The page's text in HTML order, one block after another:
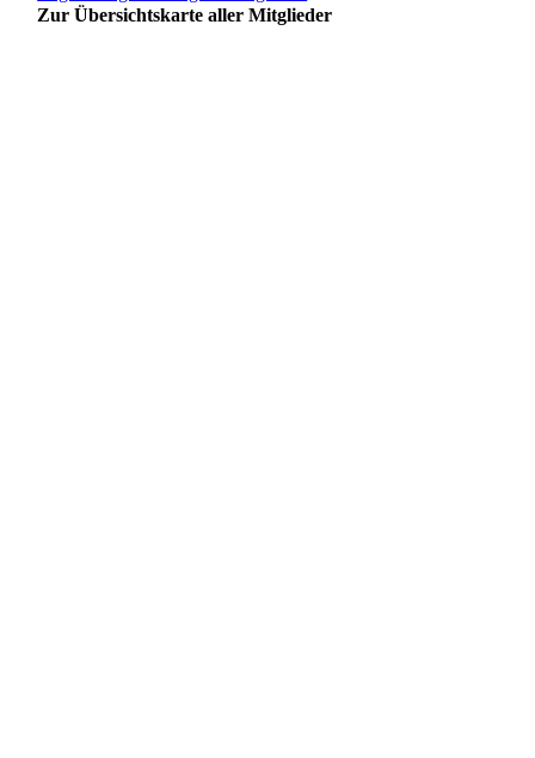
Zur Übersichtskarte aller Mitglieder